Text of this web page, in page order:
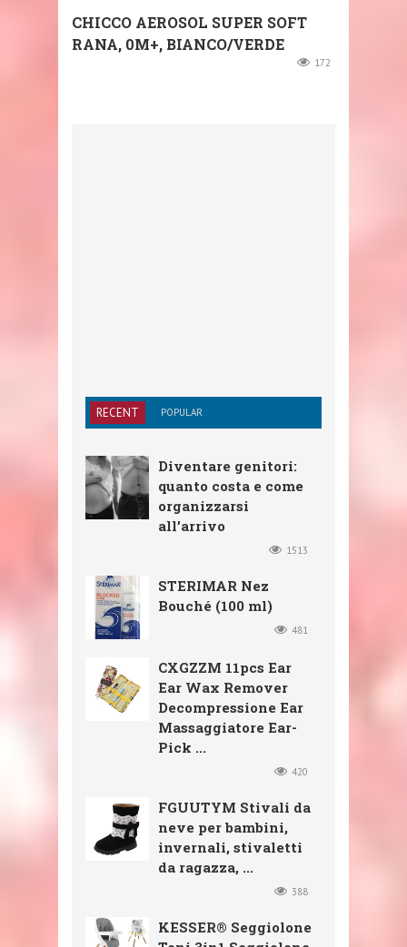
CHICCO AEROSOL SUPER SOFT
RANA, 0M+, BIANCO/VERDE
172
RECENT POPULAR
Diventare genitori:
quanto costa e come
organizzarsi
all’arrivo
1513
STERIMAR Nez
Bouché (100 ml)
481
CXGZZM 11pcs Ear
Ear Wax Remover
Decompressione Ear
Massaggiatore Ear-
Pick ...
420
FGUUTYM Stivali da
neve per bambini,
invernali, stivaletti
da ragazza, ...
388
KESSER® Seggiolone